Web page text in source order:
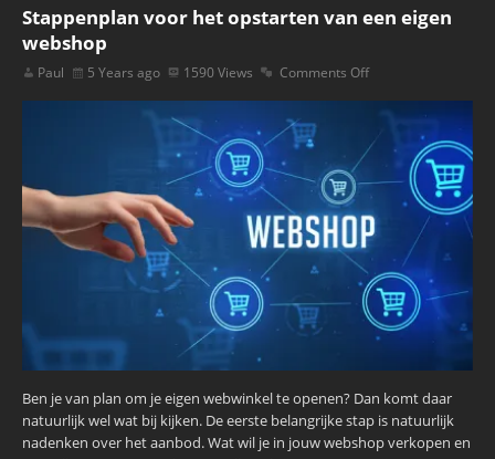
Stappenplan voor het opstarten van een eigen
webshop
Paul 5 Years ago 1590 Views Comments Off
Ben je van plan om je eigen webwinkel te openen? Dan komt daar
natuurlijk wel wat bij kijken. De eerste belangrijke stap is natuurlijk
nadenken over het aanbod. Wat wil je in jouw webshop verkopen en